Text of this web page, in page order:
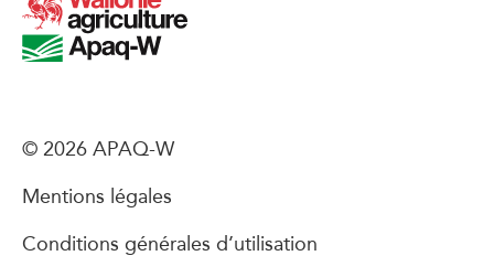
© 2026 APAQ-W
Mentions légales
Conditions générales d’utilisation